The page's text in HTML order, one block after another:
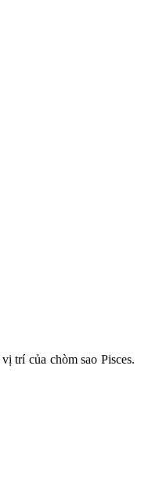
trí của chòm sao Pisces.